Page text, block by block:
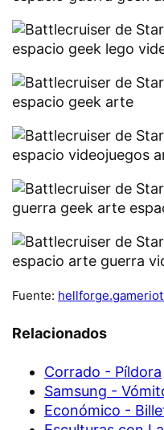
Fuente:
Relacionados
Corrado - Píldora
Samsung -
Económico -